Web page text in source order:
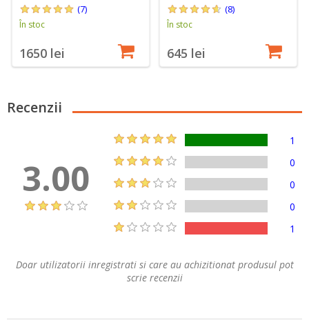
(7)
În stoc
1650 lei
(8)
În stoc
645 lei
Recenzii
3.00
1
0
0
0
1
Doar utilizatorii inregistrati si care au achizitionat produsul pot
scrie recenzii